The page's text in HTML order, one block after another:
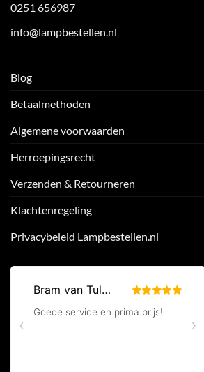
0251 656987
info@lampbestellen.nl
Blog
Betaalmethoden
Algemene voorwaarden
Herroepingsrecht
Verzenden & Retourneren
Klachtenregeling
Privacybeleid Lampbestellen.nl